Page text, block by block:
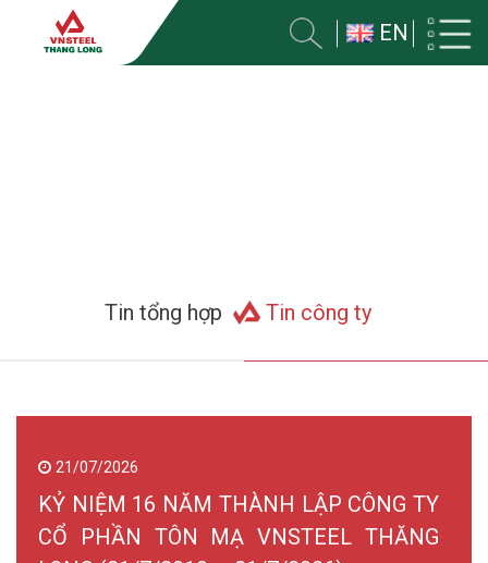
EN
Tin tổng hợp Tin công ty
THÀNH LẬP CÔNG TY
MẠ VNSTEEL THĂNG
VNSTEEL
CHƯƠNG TRÌNH